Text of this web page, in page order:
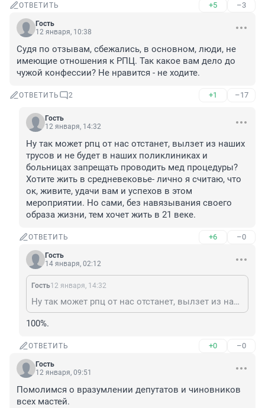
ОТВЕТИТЬ +5 –3
Гость
12 января, 10:38
Судя по отзывам, сбежались, в основном, люди, не
имеющие отношения к РПЦ. Так какое вам дело до
чужой конфессии? Не нравится - не ходите.
ОТВЕТИТЬ 2 +1 –17
Гость
12 января, 14:32
Ну так может рпц от нас отстанет, вылзет из наших
трусов и не будет в наших поликлиниках и
больницах запрещать проводить мед процедуры?
Хотите жить в средневековье- лично я считаю, что
ок, живите, удачи вам и успехов в этом
мероприятии. Но сами, без навязывания своего
образа жизни, тем хочет жить в 21 веке.
ОТВЕТИТЬ +6 –0
Гость
14 января, 02:12
Гость12 января, 14:32
Ну так может рпц от нас отстанет, вылзет из наших трусов и не будет в наших поликлиниках и больницах запрещать проводить мед процедуры? Хотите жить в средневековье- лично я считаю, что ок, живите, удачи вам и успехов в этом мероприятии. Но сами, без навязывания своего образа жизни, тем хочет жить в 21 веке.
100%.
ОТВЕТИТЬ +0 –0
Гость
12 января, 09:51
Помолимся о вразумлении депутатов и чиновников
всех мастей.